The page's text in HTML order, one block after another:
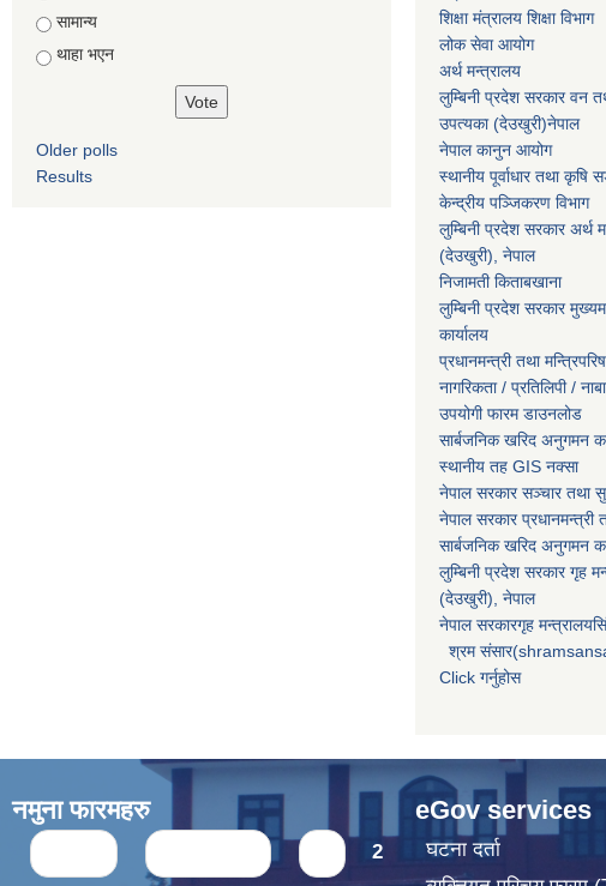
सामान्य
थाहा भएन
Older polls
Results
शिक्षा मंत्रालय शिक्षा विभाग
लोक सेवा आयोग
अर्थ मन्त्रालय
लुम्बिनी प्रदेश सरकार वन
उपत्यका (देउखुरी)नेपाल
नेपाल कानुन आयोग
स्थानीय पूर्वाधार तथा कृषि
केन्द्रीय पञ्जिकरण विभाग
लुम्बिनी प्रदेश सरकार अर्थ
(देउखुरी), नेपाल
निजामती किताबखाना
लुम्बिनी प्रदेश सरकार
कार्यालय
प्रधानमन्त्री तथा
नागरिकता / प्रतिलिपी /
उपयोगी फारम डाउनलोड
सार्बजनिक खरिद अनुगमन
स्थानीय तह GIS नक्सा
नेपाल सरकारसञ्चार तथा
नेपाल सरकार प्रधानमन्त्री
सार्बजनिक खरिद अनुगमन
लुम्बिनी प्रदेश सरकार गृह
(देउखुरी), नेपाल
नेपाल सरकारगृह
श्रम
Click गर्नुहोस
नमुना फारमहरु
Pages 2
eGov services
घटना दर्ता